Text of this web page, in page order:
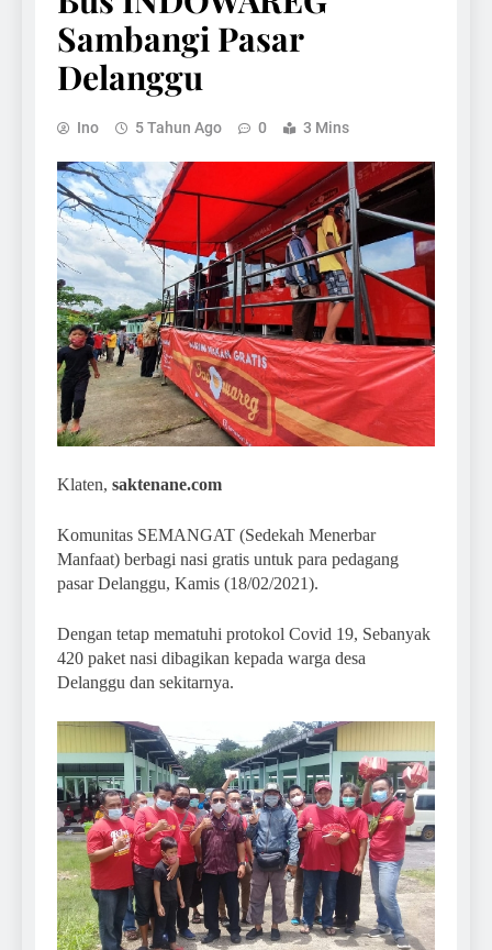
Sambangi Pasar
Delanggu
Ino 5 Tahun Ago 0 3 Mins
Klaten, saktenane.com
Komunitas SEMANGAT (Sedekah Menerbar
Manfaat) berbagi nasi gratis untuk para pedagang
pasar Delanggu, Kamis (18/02/2021).
Dengan tetap mematuhi protokol Covid 19, Sebanyak
420 paket nasi dibagikan kepada warga desa
Delanggu dan sekitarnya.